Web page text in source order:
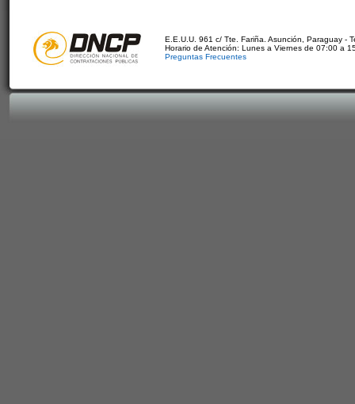
E.E.U.U. 961 c/ Tte. Fariña. Asunción, Paraguay -
Horario de Atención: Lunes a Viernes de 07:00 a
Preguntas Frecuentes